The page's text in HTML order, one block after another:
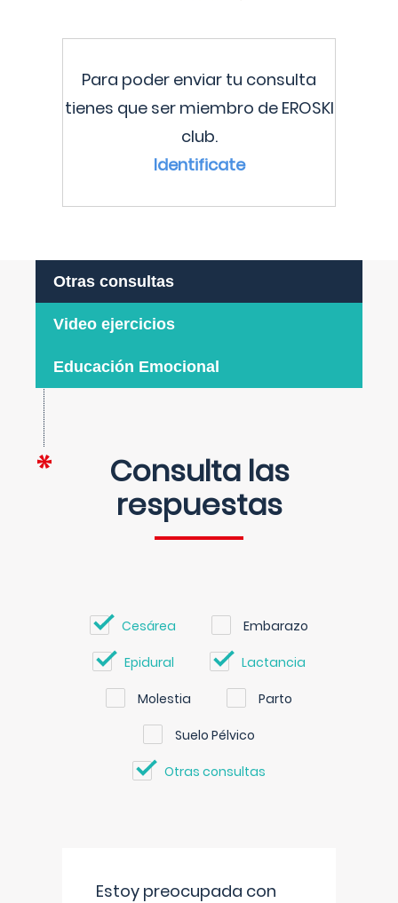
Para poder enviar tu consulta
tienes que ser miembro de EROSKI
club.
Identificate
Otras consultas
Video ejercicios
Educación Emocional
Consulta las
respuestas
Cesárea Embarazo
Epidural Lactancia
Molestia Parto
Suelo Pélvico
Otras consultas
Estoy preocupada con